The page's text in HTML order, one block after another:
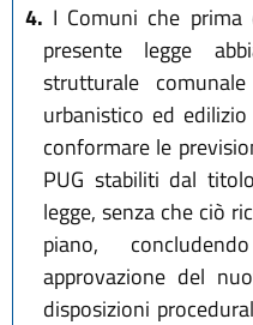
4. I Comuni che
presente legge
strutturale
urbanistico ed
conformare le
PUG stabiliti dal
legge, senza che ciò
piano,
approvazione del
disposizioni